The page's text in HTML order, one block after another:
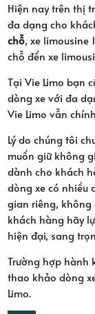
Hiện nay trên thị
đa dạng cho
chỗ, xe limousine
chỗ đến xe
Tại Vie Limo bạn
dòng xe với đa
Vie Limo vẫn
Lý do chúng tôi
muốn giữ không
dành cho khách
dòng xe có nhiều
gian riêng, không
khách hàng hãy
hiện đại, sang
Trường hợp hành
thao khảo dòng
Limo.